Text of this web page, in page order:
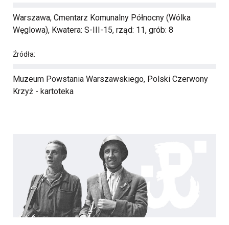
Warszawa, Cmentarz Komunalny Północny (Wólka
Węglowa), Kwatera: S-III-15, rząd: 11, grób: 8
Źródła:
Muzeum Powstania Warszawskiego, Polski Czerwony
Krzyż - kartoteka